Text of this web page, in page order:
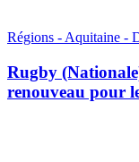
Régions - Aquitaine -
Rugby
renouveau pour